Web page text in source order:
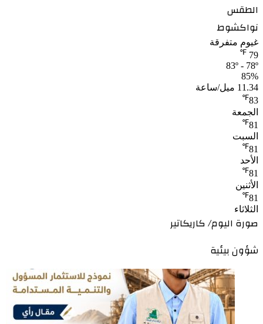
الطقس
نواكشوط
غيوم متفرقة
79
℉
83º - 78º
85%
11.34 ميل/ساعة
83
℉
الجمعة
81
℉
السبت
81
℉
الأحد
81
℉
الأثنين
81
℉
الثلاثاء
صورة اليوم/ كاريكاتير
شؤون بيئية